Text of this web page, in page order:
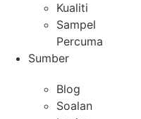
Kualiti
Sampel
Percuma
Sumber
Blog
Soalan